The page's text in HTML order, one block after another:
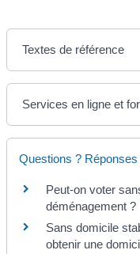
Textes de référence
Services en ligne et
Questions ? Réponses
Peut-on voter
déménagement ?
Sans domicile
obtenir une